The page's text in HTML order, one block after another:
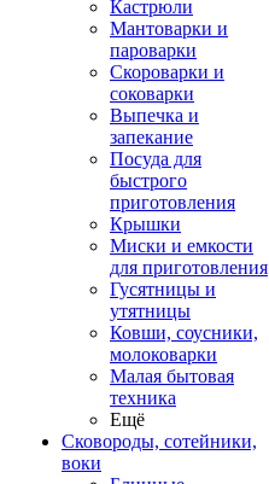
Кастрюли
Мантоварки и
пароварки
Скороварки и
соковарки
Выпечка и
запекание
Посуда для
быстрого
приготовления
Крышки
Миски и емкости
для приготовления
Гусятницы и
утятницы
Ковши, соусники,
молоковарки
Малая бытовая
техника
Ещё
Сковороды, сотейники,
воки